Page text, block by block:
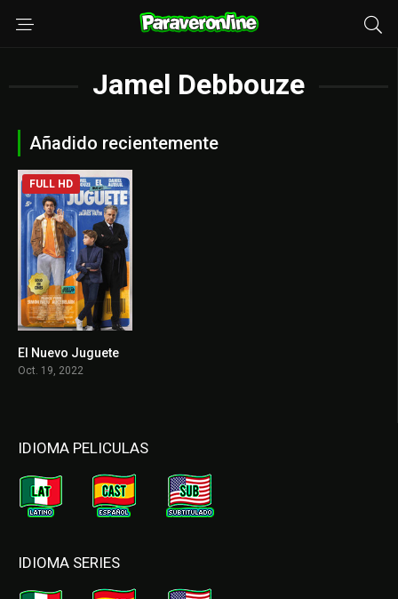
Jamel Debbouze
Añadido recientemente
5.9
FULL HD
El Nuevo Juguete
Oct. 19, 2022
IDIOMA PELICULAS
IDIOMA SERIES